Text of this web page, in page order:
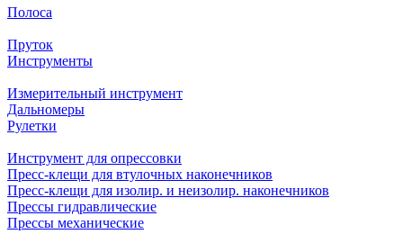
Полоса
Пруток
Инструменты
Измерительный инструмент
Дальномеры
Рулетки
Инструмент для опрессовки
Пресс-клещи для втулочных наконечников
Пресс-клещи для изолир. и неизолир. наконечников
Прессы гидравлические
Прессы механические